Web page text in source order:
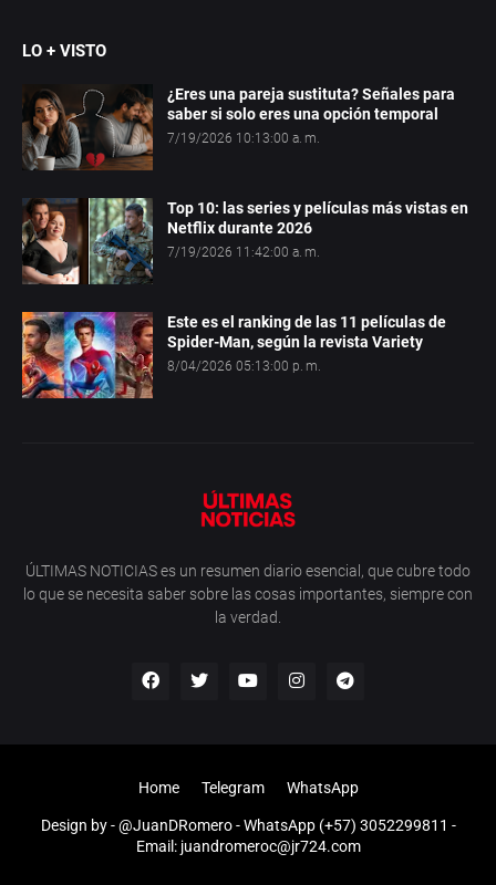
LO + VISTO
¿Eres una pareja sustituta? Señales para
saber si solo eres una opción temporal
7/19/2026 10:13:00 a. m.
Top 10: las series y películas más vistas en
Netflix durante 2026
7/19/2026 11:42:00 a. m.
Este es el ranking de las 11 películas de
Spider-Man, según la revista Variety
8/04/2026 05:13:00 p. m.
ÚLTIMAS NOTICIAS es un resumen diario esencial, que cubre todo
lo que se necesita saber sobre las cosas importantes, siempre con
la verdad.
Design by -@JuanDRomero- WhatsApp (+57) 3052299811 -
Email: juandromeroc@jr724.com
Home Telegram WhatsApp